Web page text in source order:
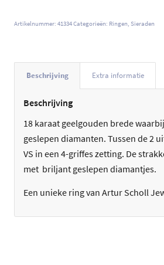
Artikelnummer:41334Categorieën: Ringen ,Sieraden
Beschrijving Extra informatie
Beschrijving
18 karaat geelgouden brede
geslepen diamanten. Tussen de 2
VS in een 4-griffes zetting. De
met briljant geslepen diamantjes.
Een unieke ring van Artur Scholl